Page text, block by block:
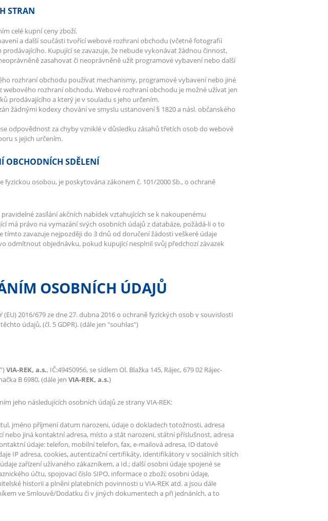
STRAN
celé kupní ceny zboží.
a další součásti tvořící webové rozhraní obchodu (včetně fotografií
Kupující se zavazuje, že nebude vykonávat žádnou činnost,
zasahovat či neoprávněně užít programové vybavení nebo další
rozhraní obchodu používat mechanismy, programové vybavení nebo jiné
rozhraní obchodu. Webové rozhraní obchodu je možné užívat jen
prodávajícího a který je v souladu s jeho určením.
žádnými kodexy chování ve smyslu ustanovení § 1820 a násl. občanského
odpovědnost za chyby vzniklé v důsledku zásahů třetích osob do webové
s jejich určením.
OBCHODNÍCH SDĚLENÍ
fyzickou osobou, je poskytována zákonem č. 101/2000 Sb., o ochraně
zasílání akčních nabídek vztahujících se k nakoupenému
má právo na vymazání svých osobních údajů z databáze, požádá-li o to
zavazuje nejpozději do 3 dnů od doručení žádosti veškeré údaje
odmítnout objednávku, pokud kupující nesplnil svůj předchozí závazek
OSOBNÍCH ÚDAJŮ
(EU) 2016/679 ze dne 27. dubna 2016 o ochraně fyzických osob v souvislosti
údajů, (čl. 5 GDPR). (dále jen "souhlas")
VIA-REK, a.s., IČ:49450956, se sídlem Ol. Blažka 145, Rájec, 679 02 Rájec-
B 6980, (dále jen VIA-REK, a.s.)
jeho následujících osobních údajů ze strany VIA-REK:
jméno příjmení datum narozeni, údaje o dokladech totožnosti, adresa
jiná kontaktní adresa, místo a stát narozeni, státní příslušnost, adresa
údaje: telefon, mobilní telefon, fax, e-mailová adresa, ID datové
IP adresa, cookies, autentizační certifikáty, identifikátory v sociálních sítích
zařízení užívaného zákazníkem, a Id.; další osobni údaje spojené se
účtu, spojovací číslo SIPO, informace o zboží; osobni údaje,
historii a plněni platebních povinnosti u VIA-REK atd. a jsou dále
ve Smlouvě/Dodatku či v jiných dokumentech a při jednáních, a to